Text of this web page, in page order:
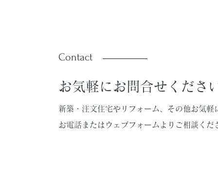
Contact
お気軽にお問合せくださ
新築・注文住宅やリフォーム、その他お気軽
お電話またはウェブフォームよりご相談くだ